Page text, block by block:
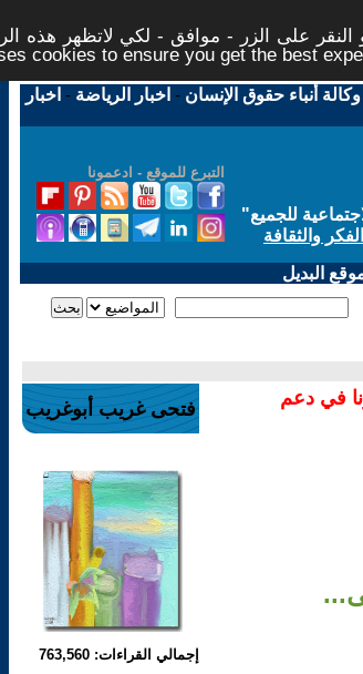
على الزر - موافق - لكي لاتظهر هذه
cookies to ensure you get the best
وكالة أنباء حقوق الإنسان - اخبار الرياضة - اخبار
التبرع للموقع - ادعمونا
للجميع"
والثقافة
البديل
في دعم
فتحى غريب أبوغريب
إجمالي القراءات: 763,560